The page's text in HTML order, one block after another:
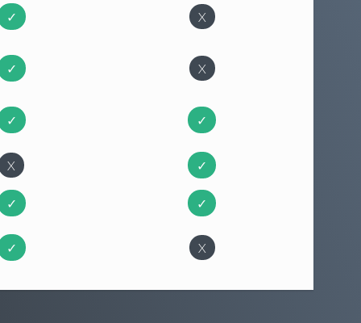
✓ X
✓ X
✓ ✓
X ✓
✓ ✓
✓ X